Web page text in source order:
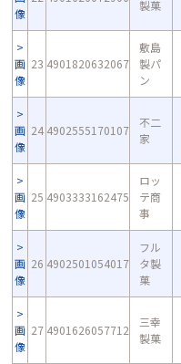
像
製菓
画
像
23 4901820632067
敷島
製パ
ン
画
像
24 4902555170107
不二
家
画
像
25 4903333162475
ロッ
テ商
事
画
像
26 4902501054017
フル
タ製
菓
画
像
27 4901626057712
三幸
製菓